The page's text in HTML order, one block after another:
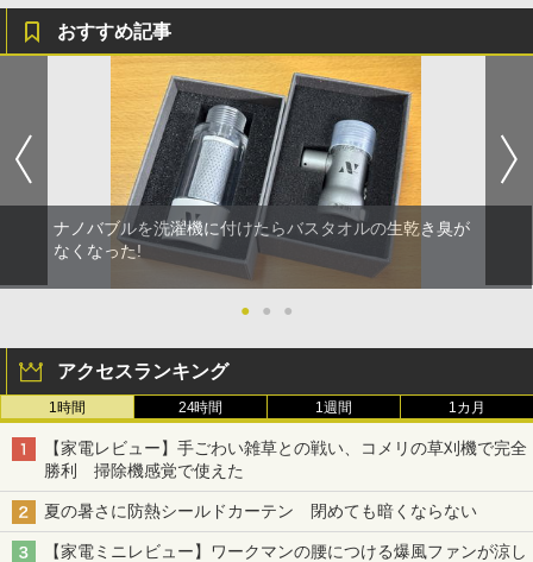
おすすめ記事
ナノバブルを洗濯機に付けたらバスタオルの生乾き臭が
なくなった!
● ● ●
アクセスランキング
1時間 24時間 1週間 1カ月
【家電レビュー】手ごわい雑草との戦い、コメリの草刈機で完全
勝利 掃除機感覚で使えた
夏の暑さに防熱シールドカーテン 閉めても暗くならない
【家電ミニレビュー】ワークマンの腰につける爆風ファンが涼し